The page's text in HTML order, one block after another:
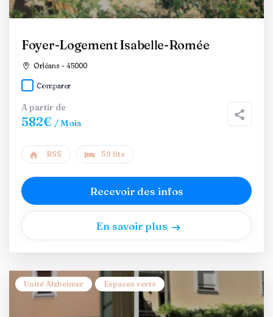
Foyer-Logement Isabelle-Romée
Orléans - 45000
Comparer
A partir de
582€ / Mois
RSS 59 lits
Recevoir des infos
En savoir plus
Unité Alzheimer Espaces verts